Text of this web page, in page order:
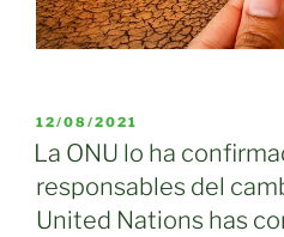
PUBLICADO
EL
12/08/2021
La ONU lo ha
responsables del
United Nations has